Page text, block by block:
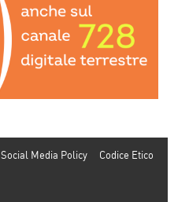
Social Media Policy Codice Etico